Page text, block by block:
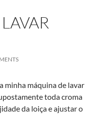
minha máquina de lavar
toda croma
da loiça e ajustar o